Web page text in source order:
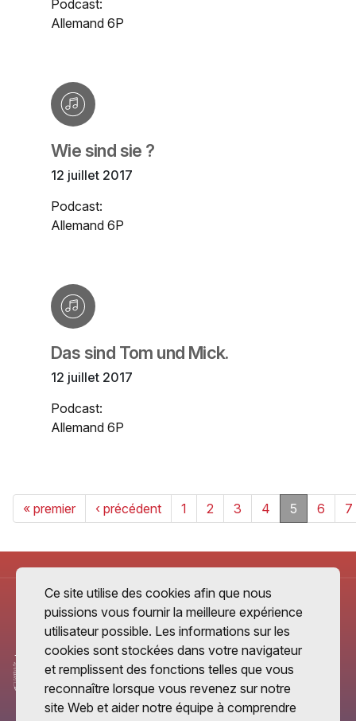
Podcast:
Allemand 6P
Wie sind sie ?
12 juillet 2017
Podcast:
Allemand 6P
Das sind Tom und Mick.
12 juillet 2017
Podcast:
Allemand 6P
« premier ‹ précédent 1 2 3 4 5 6 7
Ce site utilise des cookies afin que nous
puissions vous fournir la meilleure expérience
utilisateur possible. Les informations sur les
cookies sont stockées dans votre navigateur
et remplissent des fonctions telles que vous
reconnaître lorsque vous revenez sur notre
site Web et aider notre équipe à comprendre